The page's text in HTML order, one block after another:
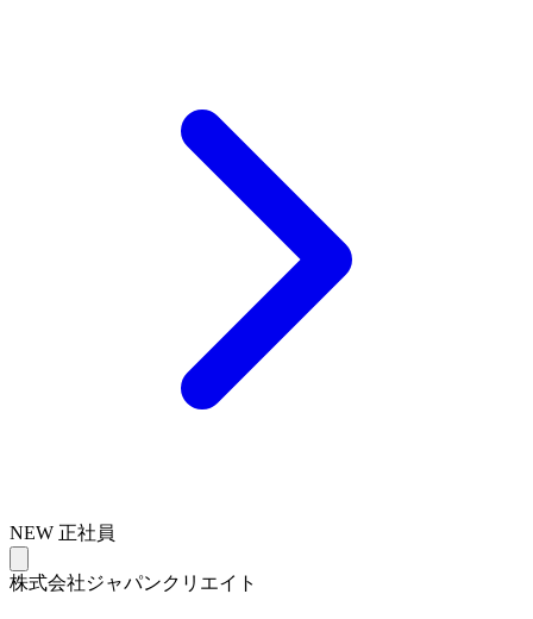
NEW 正社員
株式会社ジャパンクリエイト